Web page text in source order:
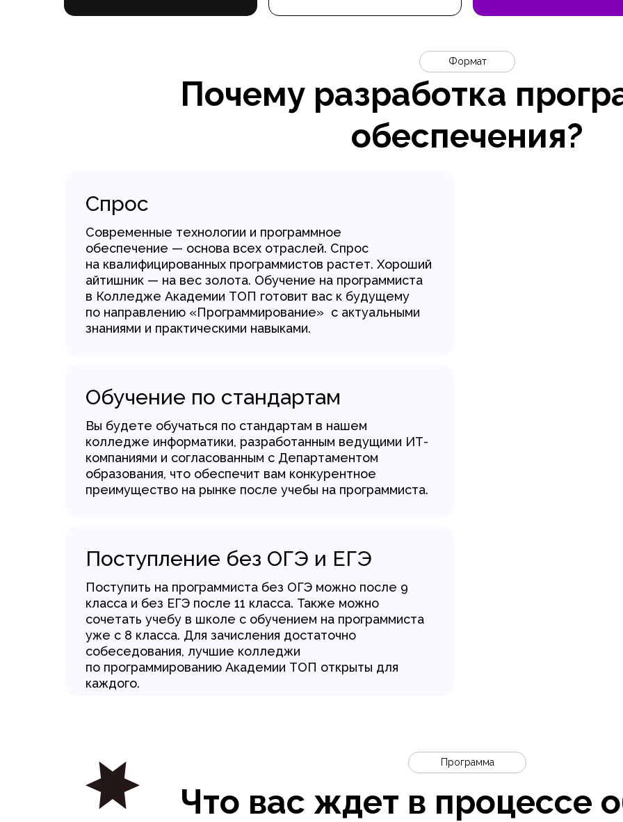
Почему разработка
обеспечения?
Формат
Спрос
Современные технологии и программное
обеспечение — основа всех отраслей. Спрос
на квалифицированных программистов растет. Хороший
айтишник — на вес золота. Обучение на программиста
в Колледже Академии ТОП готовит вас к будущему
по направлению «Программирование» с актуальными
знаниями и практическими навыками.
Обучение по стандартам
Вы будете обучаться по стандартам в нашем
колледже информатики, разработанным ведущими ИТ-
компаниями и согласованным с Департаментом
образования, что обеспечит вам конкурентное
преимущество на рынке после учебы на программиста.
Поступление без ОГЭ и ЕГЭ
Поступить на программиста без ОГЭ можно после 9
класса и без ЕГЭ после 11 класса. Также можно
сочетать учебу в школе с обучением на программиста
уже с 8 класса. Для зачисления достаточно
собеседования, лучшие колледжи
по программированию Академии ТОП открыты для
каждого.
Что вас ждет в процессе
Программа